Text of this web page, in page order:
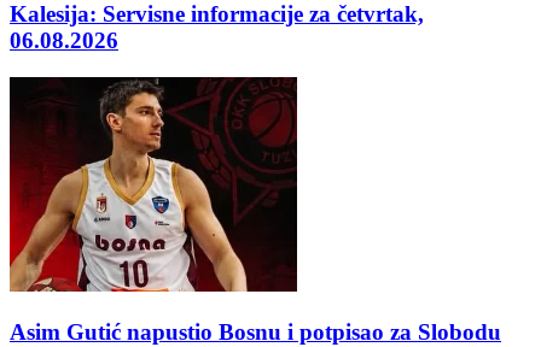
Kalesija: Servisne informacije za četvrtak,
06.08.2026
Asim Gutić napustio Bosnu i potpisao za Slobodu